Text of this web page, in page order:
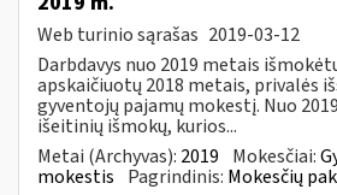
Web turinio sąrašas 2019-03-12
Darbdavys nuo 2019 metais
apskaičiuotų 2018 metais, privalės
gyventojų pajamų mokestį. Nuo
išeitinių išmokų, kurios...
Metai (Archyvas): 2019 Mokesčiai:
mokestis Pagrindinis: Mokesčių